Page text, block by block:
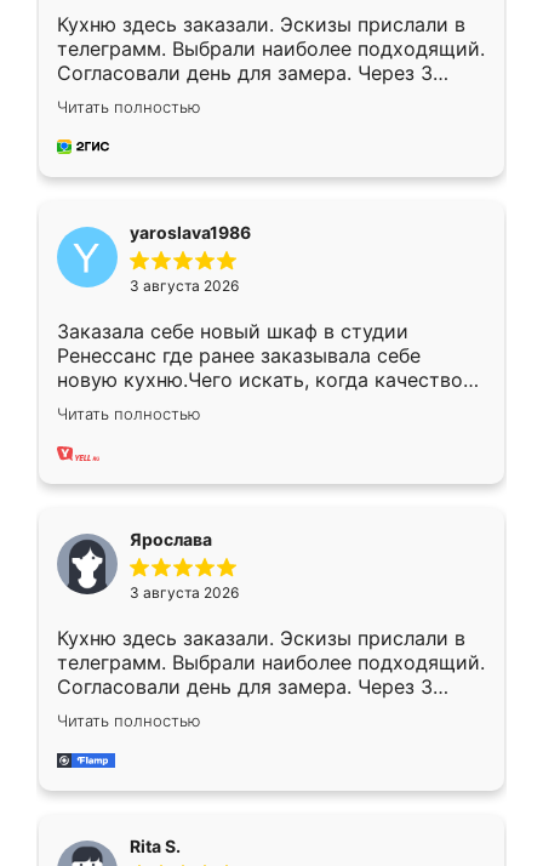
Кухню здесь заказали. Эскизы прислали в
телеграмм. Выбрали наиболее подходящий.
Согласовали день для замера. Через 3
недели кухня была уже готова. Остались
довольны работой. Спасибо Ренессанс
мебель за качественную работу!
Читать полностью
yaroslava1986
3 августа 2026
Заказала себе новый шкаф в студии
Ренессанс где ранее заказывала себе
новую кухню.Чего искать, когда качеством
вполне довольна. Служит кухня уже почти
два года, нареканий нет.
Читать полностью
Ярослава
3 августа 2026
Кухню здесь заказали. Эскизы прислали в
телеграмм. Выбрали наиболее подходящий.
Согласовали день для замера. Через 3
недели кухня была уже готова. Остались
довольны работой. Спасибо Ренессанс
мебель за качественную работу!
Читать полностью
Rita S.